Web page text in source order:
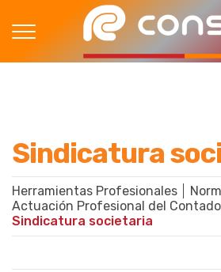
Sindicatura
Herramientas Profesionales
Actuación Profesional del
Sindicatura societaria